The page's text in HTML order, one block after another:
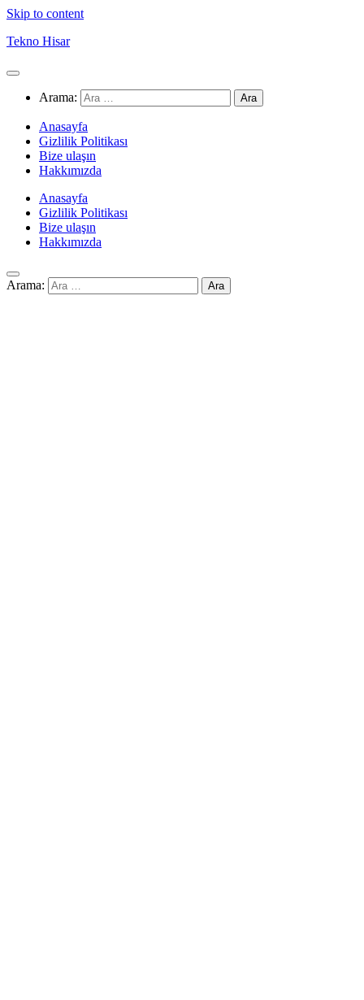
Skip to content
Tekno Hisar
Arama:
Anasayfa
Gizlilik Politikası
Bize ulaşın
Hakkımızda
Anasayfa
Gizlilik Politikası
Bize ulaşın
Hakkımızda
Arama: